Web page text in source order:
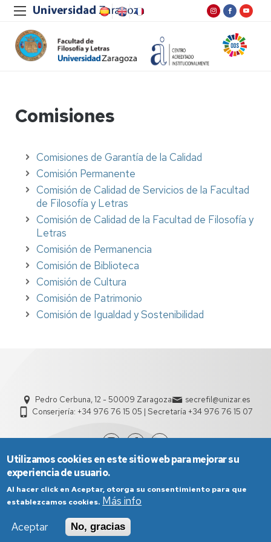
Comisiones
Comisiones de Garantía de la Calidad
Comisión Permanente
Comisión de Calidad de Servicios de la Facultad
de Filosofía y Letras
Comisión de Calidad de la Facultad de Filosofía y
Letras
Comisión de Permanencia
Comisión de Biblioteca
Comisión de Cultura
Comisión de Patrimonio
Comisión de Igualdad y Sostenibilidad
Pedro Cerbuna, 12 - 50009 Zaragoza
secrefil@unizar.es
Conserjería: +34 976 76 15 05 | Secretaría +34 976 76 15 07
Aviso Legal
Condiciones generales de uso
Política de Privacidad
Utilizamos cookies en este sitio web para mejorar su
experiencia de usuario.
Al hacer click en Aceptar, otorga su consentimiento para que
establezcamos cookies. Más info
Aceptar
No, gracias